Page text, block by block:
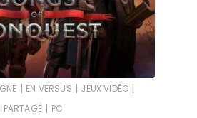
| EN VERSUS | JEUX VIDÉO |
PARTAGÉ | PC